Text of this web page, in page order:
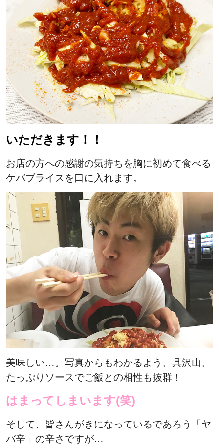
いただきます！！
お店の方への感謝の気持ちを胸に初めて食べる
ケバブライスを口に入れます。
美味しい…。写真からもわかるよう、具沢山、
たっぷりソースでご飯との相性も抜群！
はまってしまいます(笑)
そして、皆さんがきになっているであろう「ヤ
バ辛」の辛さですが…